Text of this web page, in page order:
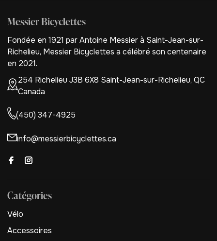
Messier Bicyclettes
Fondée en 1921 par Antoine Messier à Saint-Jean-sur-
Richelieu, Messier Bicyclettes a célébré son centenaire
en 2021.
254 Richelieu J3B 6X8 Saint-Jean-sur-Richelieu, QC
Canada
(450) 347-4925
info@messierbicyclettes.ca
Catégories
Vélo
Accessoires